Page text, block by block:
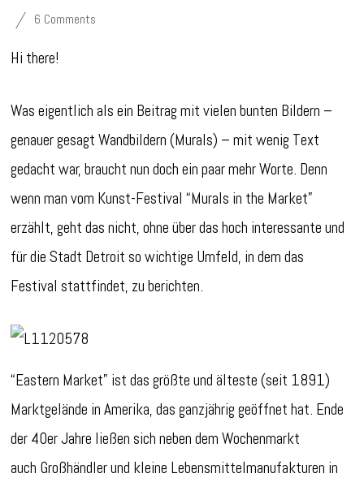
6 Comments
Hi there!
Was eigentlich als ein Beitrag mit vielen bunten Bildern –
genauer gesagt Wandbildern (Murals) – mit wenig Text
gedacht war, braucht nun doch ein paar mehr Worte. Denn
wenn man vom Kunst-Festival “Murals in the Market”
erzählt, geht das nicht, ohne über das hoch interessante und
für die Stadt Detroit so wichtige Umfeld, in dem das
Festival stattfindet, zu berichten.
“Eastern Market” ist das größte und älteste (seit 1891)
Marktgelände in Amerika, das ganzjährig geöffnet hat. Ende
der 40er Jahre ließen sich neben dem Wochenmarkt
auch Großhändler und kleine Lebensmittelmanufakturen in